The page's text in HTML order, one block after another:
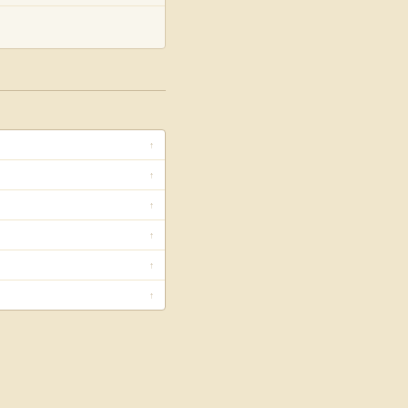
↑
↑
↑
↑
↑
↑